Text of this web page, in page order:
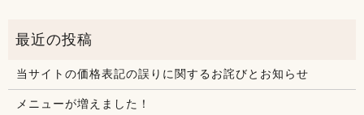
当サイトの価格表記の誤りに関するお詫びとお知らせ
メニューが増えました！